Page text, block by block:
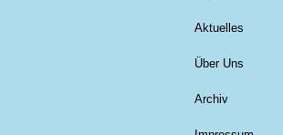
Aktuelles
Über Uns
Archiv